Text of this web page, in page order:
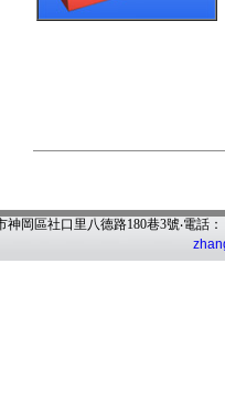
神岡區社口里八德路180巷3號‧電話：